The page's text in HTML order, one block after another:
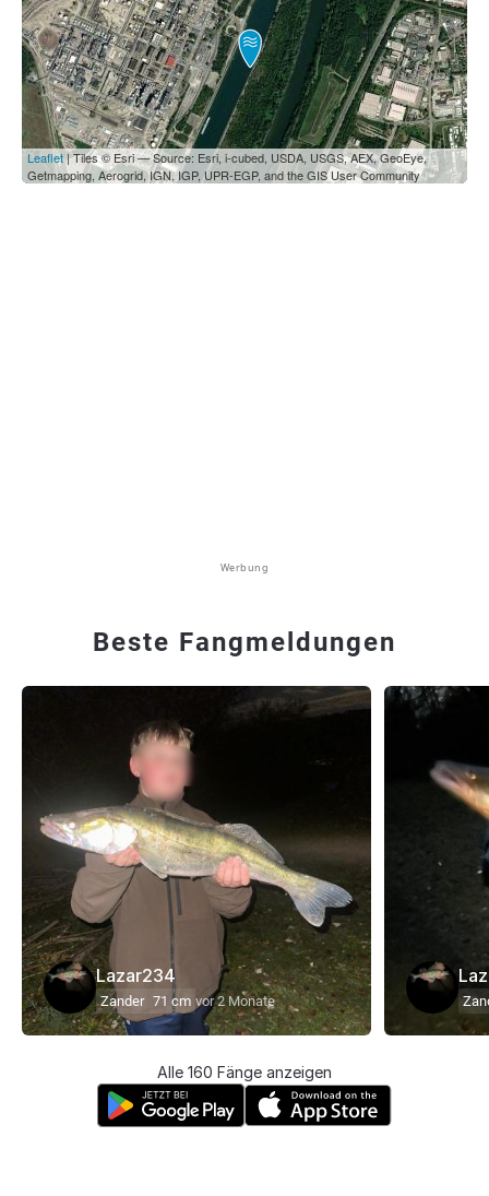
Leaflet| Tiles © Esri — Source: Esri, i-cubed, USDA, USGS, AEX, GeoEye,
Getmapping, Aerogrid, IGN, IGP, UPR-EGP, and the GIS User Community
Werbung
Beste Fangmeldungen
Lazar234
Zander 71 cm vor 2 Monate
Alle 160 Fänge anzeigen